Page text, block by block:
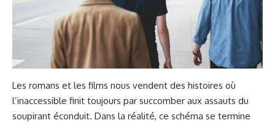
Les romans et les films nous vendent des histoires où
l’inaccessible finit toujours par succomber aux assauts du
soupirant éconduit. Dans la réalité, ce schéma se termine